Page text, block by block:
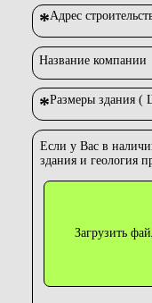
*Адрес
Название компании
*Размеры здания (
Если у Вас в
здания и геология
Загрузить